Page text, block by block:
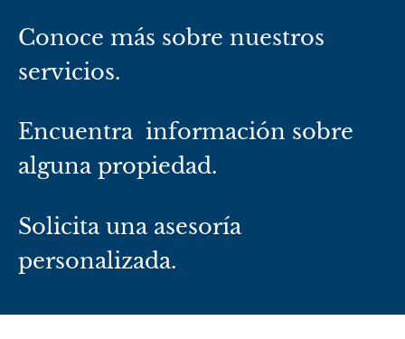
Conoce más sobre nuestros
servicios.
Encuentra información sobre
alguna propiedad.
Solicita una asesoría
personalizada.